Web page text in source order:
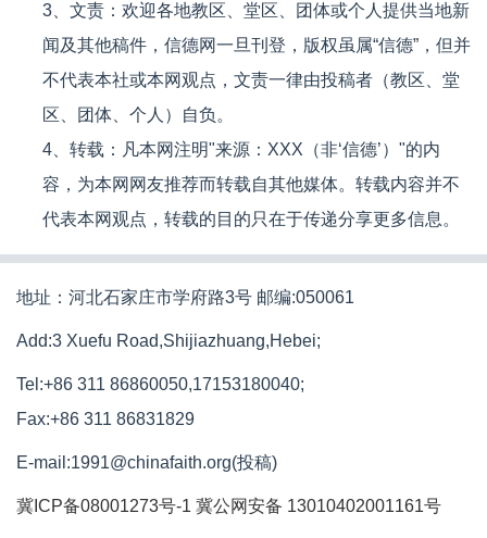
3、文责：欢迎各地教区、堂区、团体或个人提供当地新
闻及其他稿件，信德网一旦刊登，版权虽属“信德”，但并
不代表本社或本网观点，文责一律由投稿者（教区、堂
区、团体、个人）自负。
4、转载：凡本网注明"来源：XXX（非‘信德’）"的内
容，为本网网友推荐而转载自其他媒体。转载内容并不
代表本网观点，转载的目的只在于传递分享更多信息。
地址：河北石家庄市学府路3号 邮编:050061
Add:3 Xuefu Road,Shijiazhuang,Hebei;
Tel:+86 311 86860050,17153180040;
Fax:+86 311 86831829
E-mail:1991@chinafaith.org(投稿)
冀ICP备08001273号-1 冀公网安备 13010402001161号